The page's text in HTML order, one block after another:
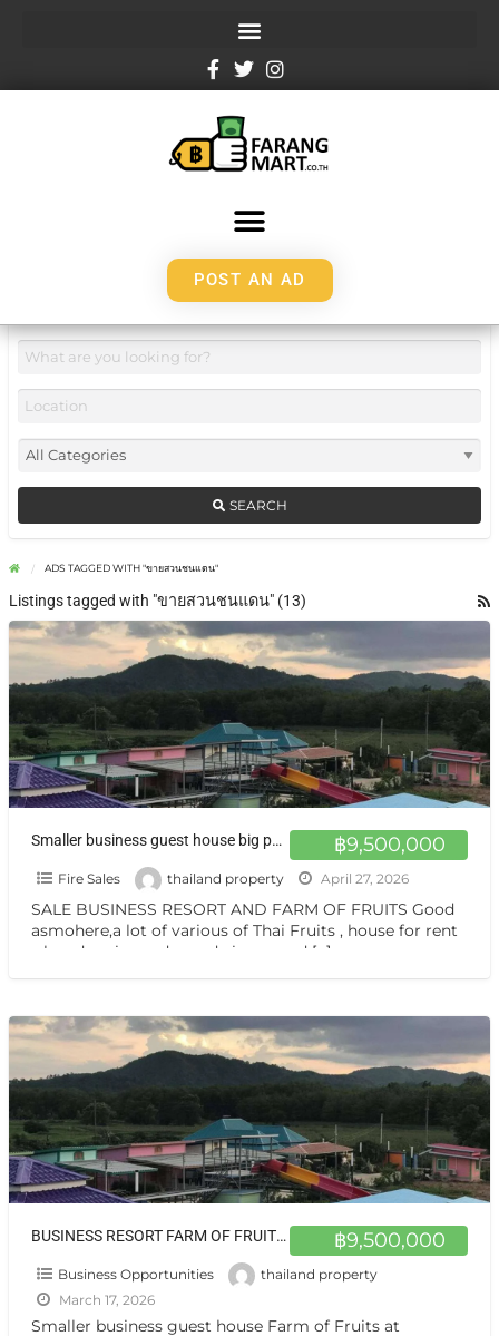
POST AN AD
SEARCH
ADS TAGGED WITH "ขายสวนชนแดน"
Listings tagged with "ขายสวนชนแดน" (13)
฿9,500,000
Smaller business guest house big pool on sale Mountain view at Chon Daen Phetchabun
Fire Sales thailand property April 27, 2026
SALE BUSINESS RESORT AND FARM OF FRUITS Good
asmohere,a lot of various of Thai Fruits , house for rent
,closed main road ,good view ,good […]
฿9,500,000
BUSINESS RESORT FARM OF FRUITS Good asmohere,a lot of various of Thai Fruits ขายสวนผลไม้และห้องพัก มีรายได้ทันที แปลงใหญ่ 10 ไร่โฉนด วิวภูเขาล้อมรอบ เพชรบูรณ์ แปลงสวยมากๆ
Business Opportunities
thailand property
March 17, 2026
Smaller business guest house Farm of Fruits at